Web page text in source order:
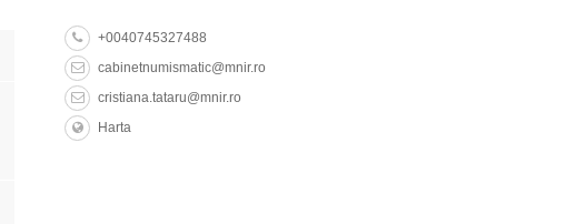
+0040745327488
cabinetnumismatic@mnir.ro
cristiana.tataru@mnir.ro
Harta